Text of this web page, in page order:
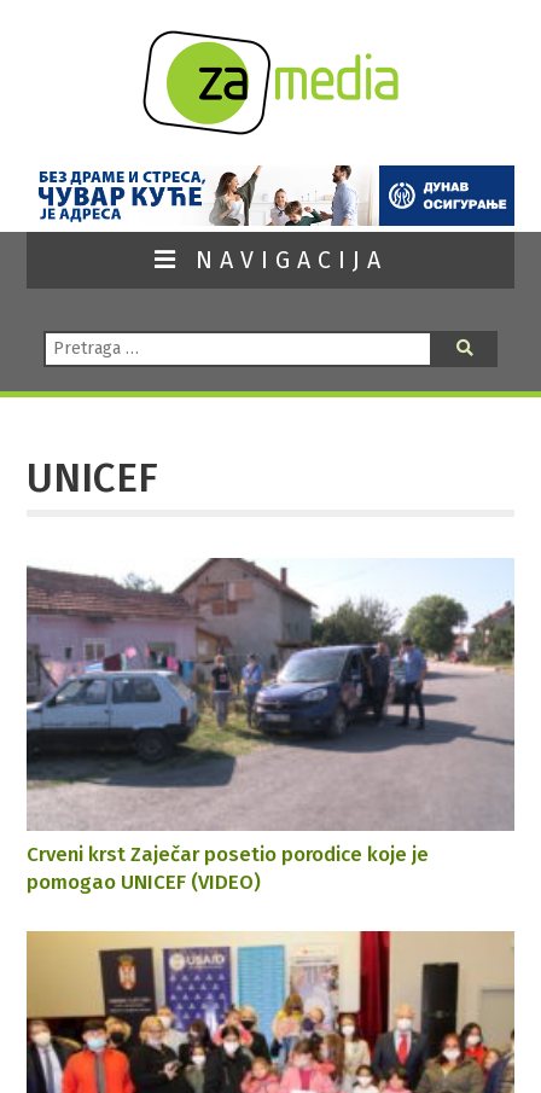
NAVIGACIJA
Pretraga:
UNICEF
Crveni krst Zaječar posetio porodice koje je
pomogao UNICEF (VIDEO)